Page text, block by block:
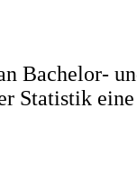
Bachelor-
Statistik